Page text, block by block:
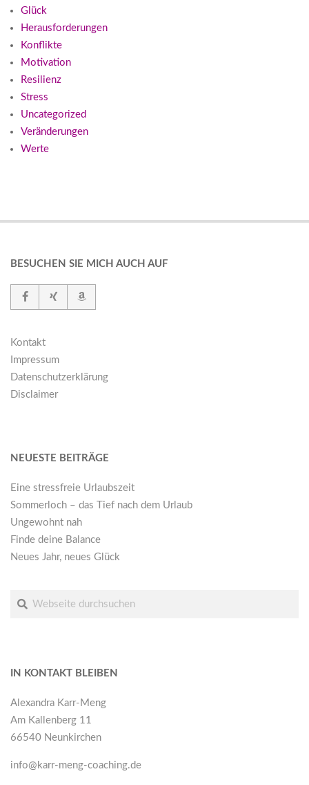
Glück
Herausforderungen
Konflikte
Motivation
Resilienz
Stress
Uncategorized
Veränderungen
Werte
BESUCHEN SIE MICH AUCH AUF
Kontakt
Impressum
Datenschutzerklärung
Disclaimer
NEUESTE BEITRÄGE
Eine stressfreie Urlaubszeit
Sommerloch – das Tief nach dem Urlaub
Ungewohnt nah
Finde deine Balance
Neues Jahr, neues Glück
Suche
IN KONTAKT BLEIBEN
Alexandra Karr-Meng
Am Kallenberg 11
66540 Neunkirchen
info@karr-meng-coaching.de